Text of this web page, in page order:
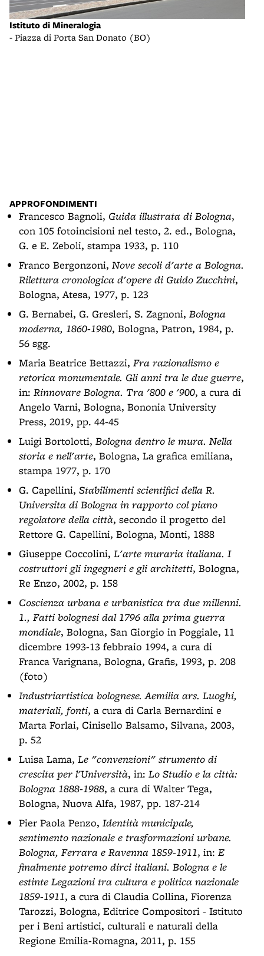
Istituto di Mineralogia
- Piazza di Porta San Donato (BO)
APPROFONDIMENTI
Francesco Bagnoli, Guida illustrata di Bologna,
con 105 fotoincisioni nel testo, 2. ed., Bologna,
G. e E. Zeboli, stampa 1933, p. 110
Franco Bergonzoni, Nove secoli d'arte a Bologna.
Rilettura cronologica d'opere di Guido Zucchini,
Bologna, Atesa, 1977, p. 123
G. Bernabei, G. Gresleri, S. Zagnoni, Bologna
moderna, 1860-1980, Bologna, Patron, 1984, p.
56 sgg.
Maria Beatrice Bettazzi, Fra razionalismo e
retorica monumentale. Gli anni tra le due guerre,
in: Rinnovare Bologna. Tra '800 e '900, a cura di
Angelo Varni, Bologna, Bononia University
Press, 2019, pp. 44-45
Luigi Bortolotti, Bologna dentro le mura. Nella
storia e nell'arte, Bologna, La grafica emiliana,
stampa 1977, p. 170
G. Capellini, Stabilimenti scientifici della R.
Universita di Bologna in rapporto col piano
regolatore della città, secondo il progetto del
Rettore G. Capellini, Bologna, Monti, 1888
Giuseppe Coccolini, L'arte muraria italiana. I
costruttori gli ingegneri e gli architetti, Bologna,
Re Enzo, 2002, p. 158
Coscienza urbana e urbanistica tra due millenni.
1., Fatti bolognesi dal 1796 alla prima guerra
mondiale, Bologna, San Giorgio in Poggiale, 11
dicembre 1993-13 febbraio 1994, a cura di
Franca Varignana, Bologna, Grafis, 1993, p. 208
(foto)
Industriartistica bolognese. Aemilia ars. Luoghi,
materiali, fonti, a cura di Carla Bernardini e
Marta Forlai, Cinisello Balsamo, Silvana, 2003,
p. 52
Luisa Lama, Le "convenzioni" strumento di
crescita per l'Università, in: Lo Studio e la città:
Bologna 1888-1988, a cura di Walter Tega,
Bologna, Nuova Alfa, 1987, pp. 187-214
Pier Paola Penzo, Identità municipale,
sentimento nazionale e trasformazioni urbane.
Bologna, Ferrara e Ravenna 1859-1911, in: E
finalmente potremo dirci italiani. Bologna e le
estinte Legazioni tra cultura e politica nazionale
1859-1911, a cura di Claudia Collina, Fiorenza
Tarozzi, Bologna, Editrice Compositori - Istituto
per i Beni artistici, culturali e naturali della
Regione Emilia-Romagna, 2011, p. 155